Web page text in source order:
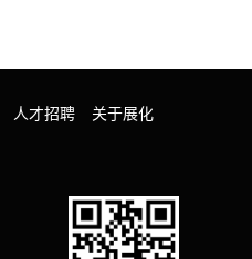
人才招聘 关于展化